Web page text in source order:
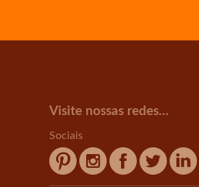
Visite nossas redes...
Sociais